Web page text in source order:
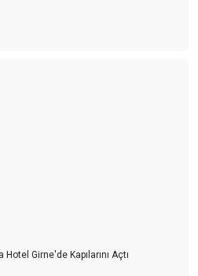
gerçek
OTOBÜSLER
Girne'de Kapılarını Açtı